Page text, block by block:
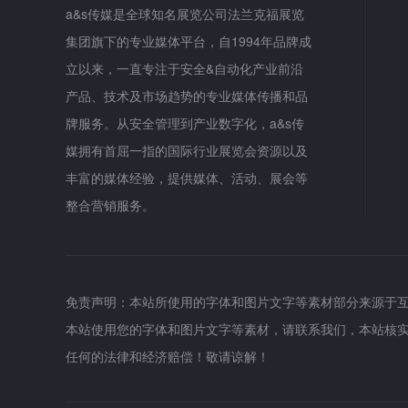
a&s传媒是全球知名展览公司法兰克福展览
集团旗下的专业媒体平台，自1994年品牌成
立以来，一直专注于安全&自动化产业前沿
产品、技术及市场趋势的专业媒体传播和品
牌服务。从安全管理到产业数字化，a&s传
媒拥有首屈一指的国际行业展览会资源以及
丰富的媒体经验，提供媒体、活动、展会等
整合营销服务。
免责声明：本站所使用的字体和图片文字等素材部分来源
本站使用您的字体和图片文字等素材，请联系我们，本站
任何的法律和经济赔偿！敬请谅解！